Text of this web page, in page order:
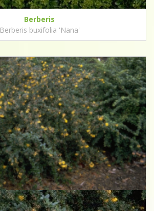
Berberis
Berberis buxifolia 'Nana'